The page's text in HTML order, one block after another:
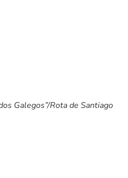
Galegos”/Rota de Santiago